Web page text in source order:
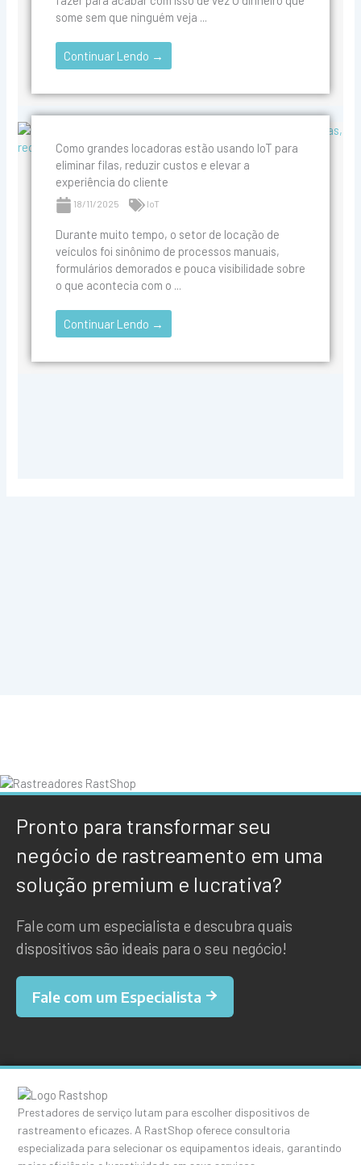
some sem que ninguém veja ...
Continuar Lendo →
Como grandes locadoras estão usando IoT para
eliminar filas, reduzir custos e elevar a
experiência do cliente
18/11/2025 IoT
Durante muito tempo, o setor de locação de
veículos foi sinônimo de processos manuais,
formulários demorados e pouca visibilidade sobre
o que acontecia com o ...
Continuar Lendo →
Pronto para transformar seu
negócio de rastreamento em uma
solução premium e lucrativa?
Fale com um especialista e descubra quais
dispositivos são ideais para o seu negócio!
Fale com um Especialista
Prestadores de serviço lutam para escolher dispositivos de
rastreamento eficazes. A RastShop oferece consultoria
especializada para selecionar os equipamentos ideais, garantindo